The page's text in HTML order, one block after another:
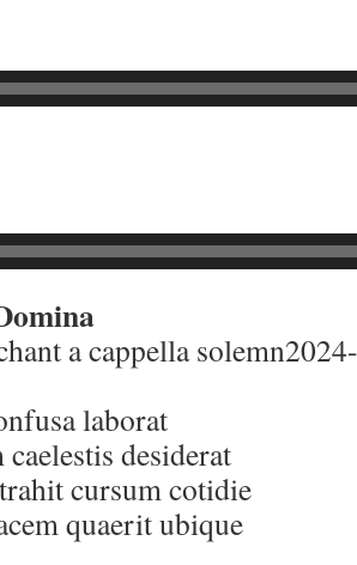
a cappella
laborat
desiderat
cursum cotidie
quaerit ubique